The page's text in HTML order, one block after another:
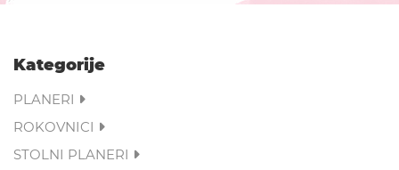
Kategorije
PLANERI
ROKOVNICI
STOLNI PLANERI